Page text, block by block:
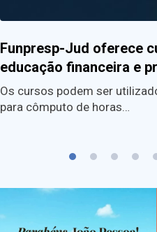
Funpresp-Jud oferece
educação financeira e
Os cursos podem ser
para cômputo de horas…